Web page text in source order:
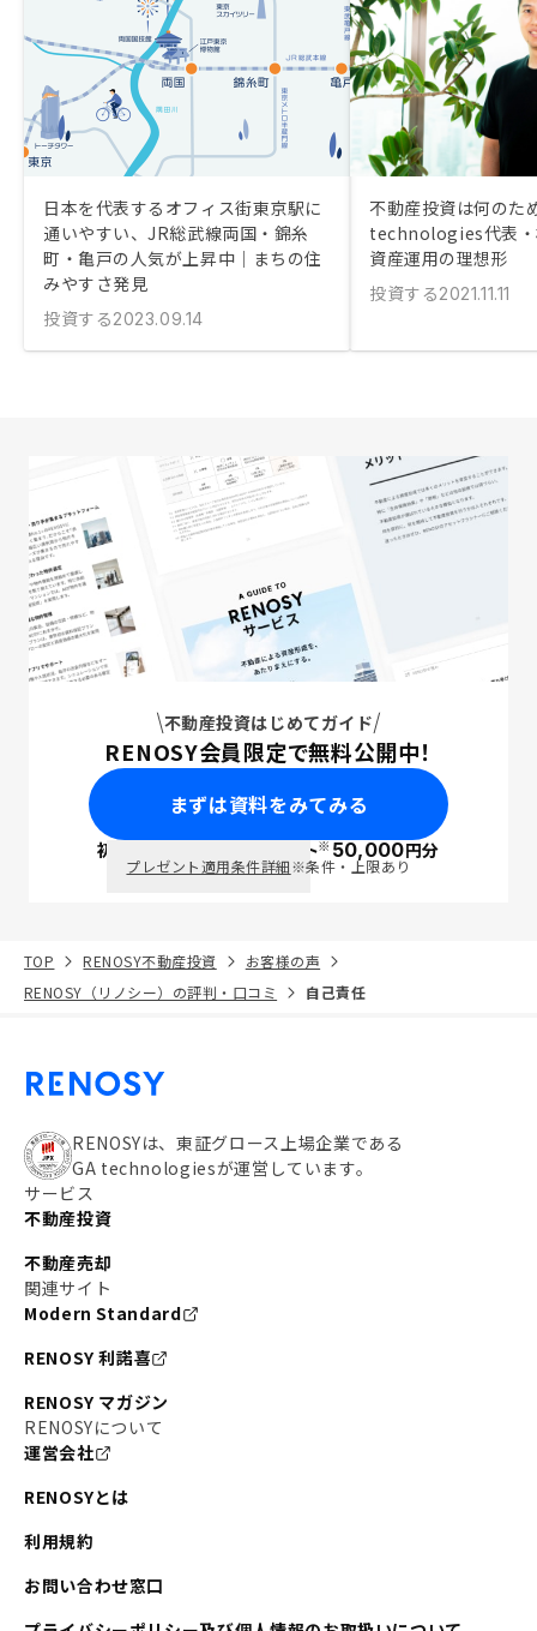
日本を代表するオフィス街東京駅に
通いやすい、JR総武線両国・錦糸
町・亀戸の人気が上昇中｜まちの住
みやすさ発見
投資する2023.09.14
不動産投資は何のた
technologies代表・
資産運用の理想形
投資する2021.11.11
不動産投資はじめてガイド
RENOSY会員限定で無料公開中！
まずは資料をみてみる
初回面談で ポイント※50,000円分
プレゼント適用条件詳細※条件・上限あり
TOP RENOSY不動産投資
お客様の声
RENOSY（リノシー）の評判・口コミ
自己責任
RENOSYは、東証グロース上場企業である
GA technologiesが運営しています。
サービス
不動産投資
不動産売却
関連サイト
Modern Standard
RENOSY 利諾喜
RENOSY マガジン
RENOSYについて
運営会社
RENOSYとは
利用規約
お問い合わせ窓口